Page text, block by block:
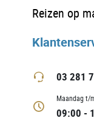
Reizen op
03 281
Maandag t/
09:00 -